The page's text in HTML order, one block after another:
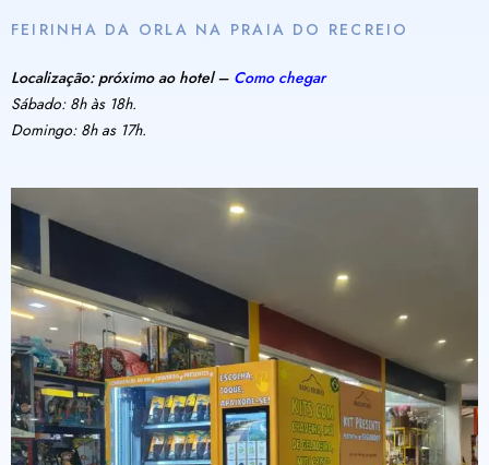
FEIRINHA DA ORLA NA PRAIA DO RECREIO
Localização: próximo ao hotel – Como chegar
Sábado: 8h às 18h.
Domingo: 8h as 17h.